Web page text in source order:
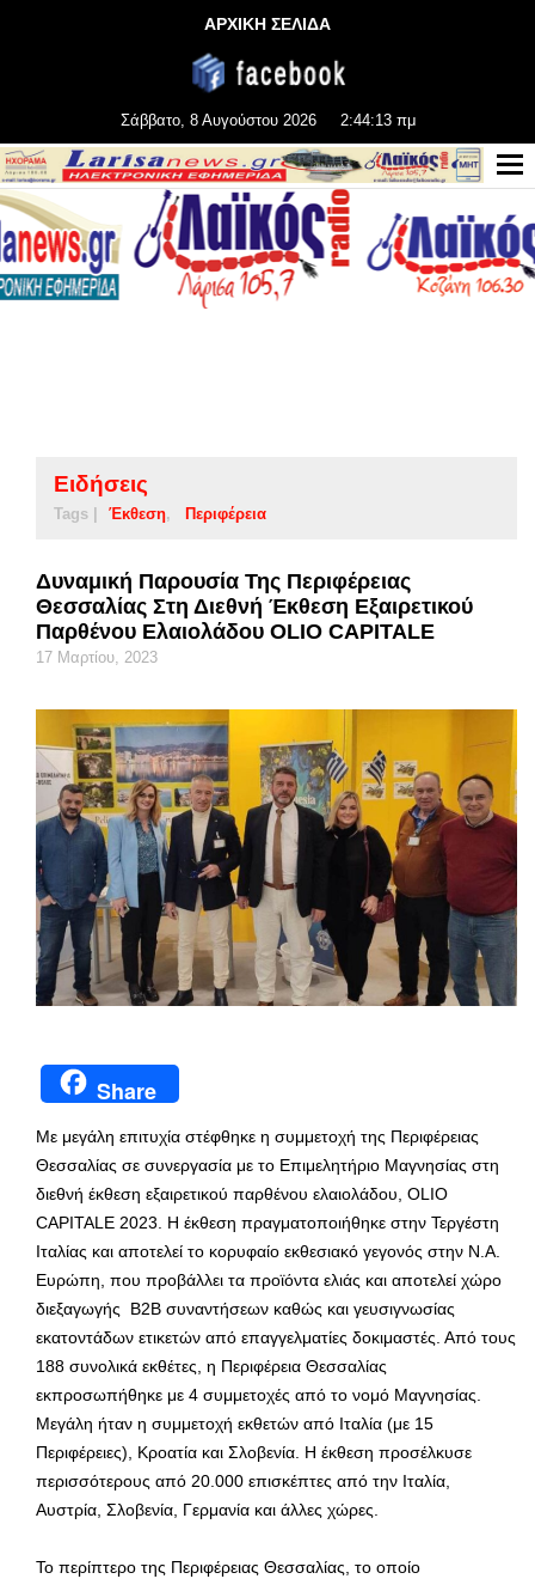
ΑΡΧΙΚΗ ΣΕΛΙΔΑ
Σάββατο, 8 Αυγούστου 2026 2:44:13 πμ
Ειδήσεις
Tags | Έκθεση Περιφέρεια
Δυναμική Παρουσία Της Περιφέρειας
Θεσσαλίας Στη Διεθνή Έκθεση Εξαιρετικού
Παρθένου Ελαιολάδου OLIO CAPITALE
17 Μαρτίου, 2023
Share
Με μεγάλη επιτυχία στέφθηκε η συμμετοχή της Περιφέρειας
Θεσσαλίας σε συνεργασία με το Επιμελητήριο Μαγνησίας στη
διεθνή έκθεση εξαιρετικού παρθένου ελαιολάδου, OLIO
CAPITALE 2023. Η έκθεση πραγματοποιήθηκε στην Τεργέστη
Ιταλίας και αποτελεί το κορυφαίο εκθεσιακό γεγονός στην Ν.Α.
Ευρώπη, που προβάλλει τα προϊόντα ελιάς και αποτελεί χώρο
διεξαγωγής Β2Β συναντήσεων καθώς και γευσιγνωσίας
εκατοντάδων ετικετών από επαγγελματίες δοκιμαστές. Από τους
188 συνολικά εκθέτες, η Περιφέρεια Θεσσαλίας
εκπροσωπήθηκε με 4 συμμετοχές από το νομό Μαγνησίας.
Μεγάλη ήταν η συμμετοχή εκθετών από Ιταλία (με 15
Περιφέρειες), Κροατία και Σλοβενία. Η έκθεση προσέλκυσε
περισσότερους από 20.000 επισκέπτες από την Ιταλία,
Αυστρία, Σλοβενία, Γερμανία και άλλες χώρες.
Το περίπτερο της Περιφέρειας Θεσσαλίας, το οποίο